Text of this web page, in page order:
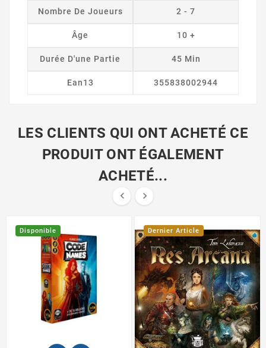
Nombre De Joueurs 2 - 7
Âge 10 +
Durée D'une Partie 45 Min
Ean13 355838002944
LES CLIENTS QUI ONT ACHETÉ CE
PRODUIT ONT ÉGALEMENT
ACHETÉ...
 
Disponible Dernier Article